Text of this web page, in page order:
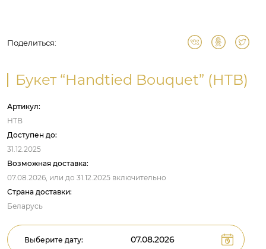
Поделиться:
Букет “Handtied Bouquet” (HTB)
Артикул:
HTB
Доступен до:
31.12.2025
Возможная доставка:
07.08.2026, или до 31.12.2025 включительно
Страна доставки:
Беларусь
Выберите дату: